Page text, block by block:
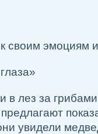
своим эмоциям
лез за
увидели